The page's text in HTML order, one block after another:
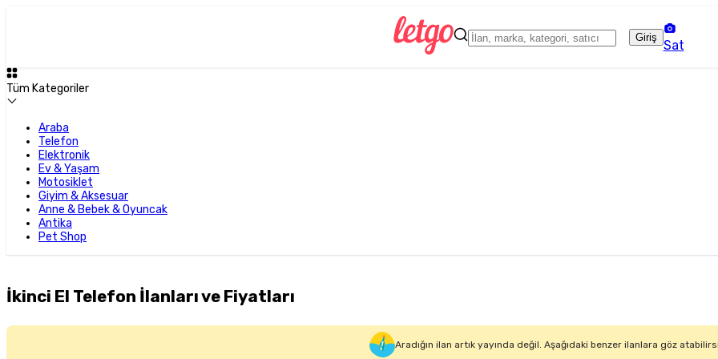
Giriş
Sat
Tüm Kategoriler
Araba
Telefon
Elektronik
Ev & Yaşam
Motosiklet
Giyim & Aksesuar
Anne & Bebek & Oyuncak
Antika
Pet Shop
İkinci El Telefon İlanları ve Fiyatları
Aradığın ilan artık yayında değil. Aşağıdaki benzer ilanlara göz